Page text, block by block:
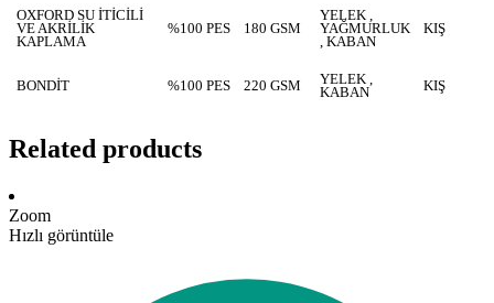
OXFORD SU İTİCİLİ
VE AKRİLİK
KAPLAMA
%100 PES 180 GSM
YELEK ,
YAĞMURLUK
, KABAN
KIŞ
BONDİT %100 PES 220 GSM
YELEK ,
KABAN
KIŞ
Related products
Zoom
Hızlı görüntüle